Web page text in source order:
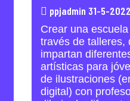
ppjadmin 31-5-2022
Crear una
través de talleres,
impartan
artísticas para
de ilustraciones
digital) con